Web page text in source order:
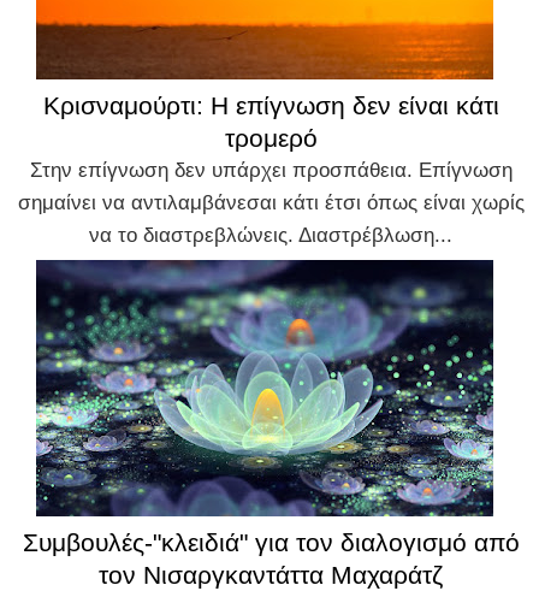
Κρισναμούρτι: Η επίγνωση δεν είναι κάτι
τρομερό
Στην επίγνωση δεν υπάρχει προσπάθεια. Επίγνωση
σημαίνει να αντιλαμβάνεσαι κάτι έτσι όπως είναι χωρίς
να το διαστρεβλώνεις. Διαστρέβλωση...
Συμβουλές-"κλειδιά" για τον διαλογισμό από
τον Νισαργκαντάττα Μαχαράτζ